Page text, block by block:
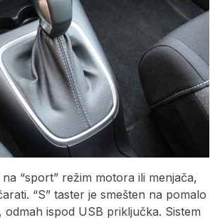
“sport” režim motora ili menjača,
“S” taster je smešten na pomalo
odmah ispod USB priključka. Sistem